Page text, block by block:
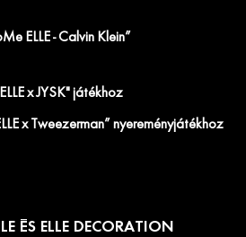
ELLE - Calvin Klein”
x JYSK" játékhoz
x Tweezerman” nyereményjátékhoz
ÉS ELLE DECORATION